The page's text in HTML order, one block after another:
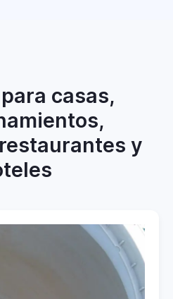
casas,
y